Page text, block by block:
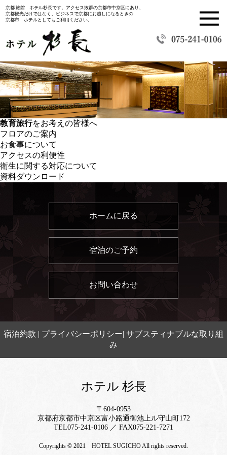
京都 旅館 ホテル杉長です。アクセス抜群の京都市中京区にあり、
京都観光だけではなく、ビジネスで京都にお越しになるときの
京都市 ホテルとしてもご利用ください。
教育旅行をお考えの皆様へ
フロアのご案内
お食事について
アクセスの利便性
衛生に関する対応について
資料ダウンロード
ホームに戻る
宿泊のご予約
お問い合わせ
宿泊約款 | プライバシーポリシー| サブスティナブルな取り組
み
ホテル 杉長
〒604-0953
京都府京都市中京区富小路通御池上ル守山町172
TEL075-241-0106 ／ FAX075-221-7271
Copyrights © 2021 HOTEL SUGICHO All rights reserved.